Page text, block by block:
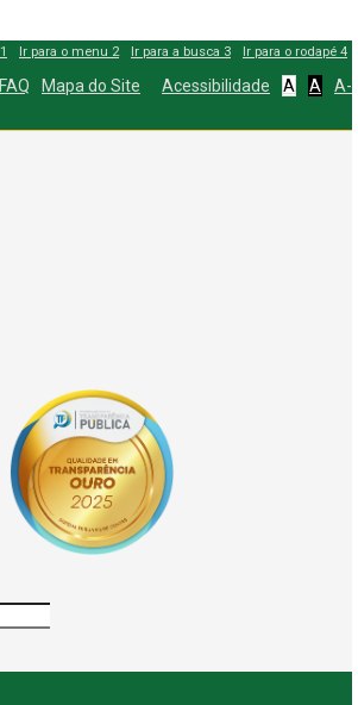
1 Ir para o menu 2 Ir para a busca 3 Ir para o rodapé 4
FAQ Mapa do Site Acessibilidade A A A-